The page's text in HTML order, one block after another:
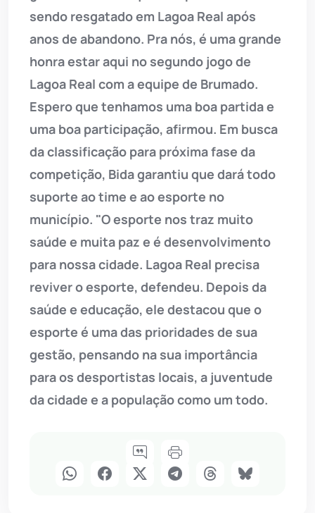
sendo resgatado em Lagoa Real após
anos de abandono. Pra nós, é uma grande
honra estar aqui no segundo jogo de
Lagoa Real com a equipe de Brumado.
Espero que tenhamos uma boa partida e
uma boa participação, afirmou. Em busca
da classificação para próxima fase da
competição, Bida garantiu que dará todo
suporte ao time e ao esporte no
município. "O esporte nos traz muito
saúde e muita paz e é desenvolvimento
para nossa cidade. Lagoa Real precisa
reviver o esporte, defendeu. Depois da
saúde e educação, ele destacou que o
esporte é uma das prioridades de sua
gestão, pensando na sua importância
para os desportistas locais, a juventude
da cidade e a população como um todo.